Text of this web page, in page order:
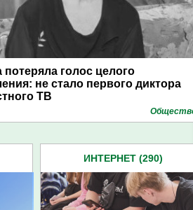
потеряла голос целого
не стало первого диктора
ТВ
ИНТЕРНЕТ (290)